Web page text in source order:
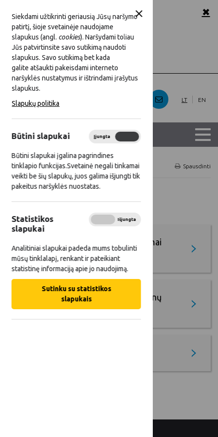
Siekdami užtikrinti geriausią Jūsų naršymo
patirtį, šioje svetainėje naudojame
slapukus (angl. cookies). Naršydami toliau
Jūs patvirtinsite savo sutikimą naudoti
slapukus. Savo sutikimą bet kada
galite atšaukti pakeisdami interneto
naršyklės nustatymus ir ištrindami įrašytus
slapukus.
Slapukų politika
Būtini slapukai Įjungta
Būtini slapukai įgalina pagrindines
tinklapio funkcijas.Svetainė negali tinkamai
veikti be šių slapukų, juos galima išjungti tik
pakeitus naršyklės nuostatas.
Statistikos
slapukai
Išjungta
Analitiniai slapukai padeda mums tobulinti
mūsų tinklalapį, renkant ir pateikiant
statistinę informaciją apie jo naudojimą.
Sutinku su statistikos
slapukais
Šriftas: A
Fonas: baltas Juoda
Iliustracijos: Rodyti Slėpti
✖
LT EN
Titulinis Gerieji KPP ir SP projektai Spausdinti
Gerieji KPP ir SP projektai
Ateities kaimo kūrėjų apdovanojimai
(AKKA)
Gerųjų projektų pavyzdžių duomenų
bazė